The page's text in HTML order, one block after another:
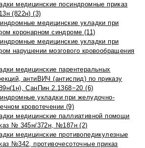
медицинские посиндромные приказ
(822н) (3)
медицинские укладки при
коронарном синдроме (11)
медицинские укладки при
нарушении мозгового кровообращения
медицинские парентеральных
антиВИЧ (антиспид) по приказу
СанПин 2.1368−20 (6)
укладки при желудочно-
кровотечении (9)
медицинские паллиативной помощи
№ 345н/372н, №187н (2)
медицинские противопедикулезные
№342, противочесоточные приказ